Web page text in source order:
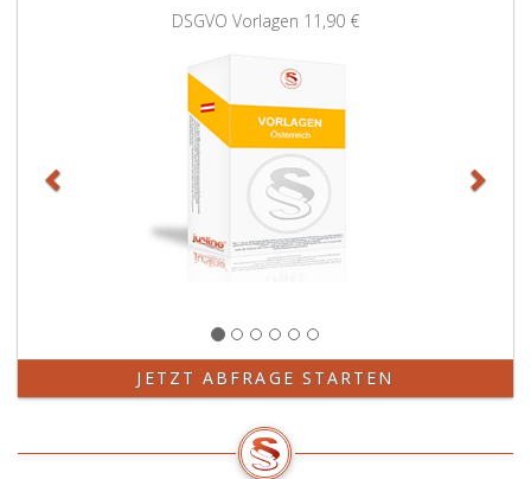
DSGVO Vorlagen 11,90 €
JETZT ABFRAGE STARTEN